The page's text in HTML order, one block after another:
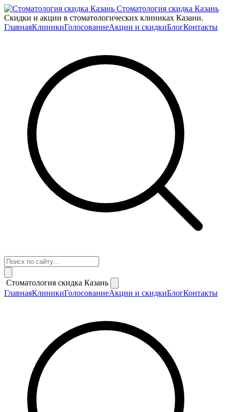
Стоматология скидка Казань
Скидки и акции в стоматологических клиниках Казани.
ГлавнаяКлиникиГолосованиеАкции и скидкиБлогКонтакты
Стоматология скидка Казань
ГлавнаяКлиникиГолосованиеАкции и скидкиБлогКонтакты